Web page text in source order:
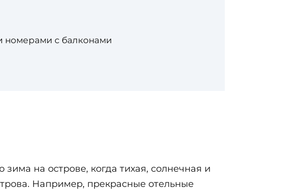
номерами с балконами
на острове, когда тихая, солнечная и
Например, прекрасные отельные